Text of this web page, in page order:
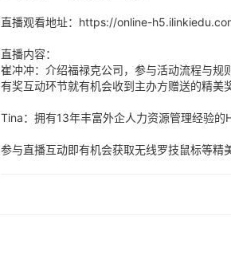
直播观看地址：https://online-
直播内容：
崔冲冲：介绍福禄克公司，参与活动流程与
有奖互动环节就有机会收到主办方赠送的精美
Tina：拥有13年丰富外企人力资源管理经验的
参与直播互动即有机会获取无线罗技鼠标等精